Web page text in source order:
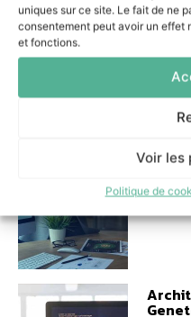
uniques sur ce site. Le fait de ne
consentement peut avoir un effet
et fonctions.
Voir les
Politique de
L’IA